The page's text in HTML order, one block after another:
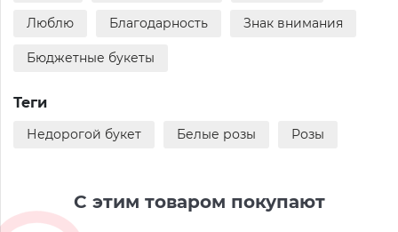
Люблю Благодарность Знак внимания
Бюджетные букеты
Теги
Недорогой букет Белые розы Розы
С этим товаром покупают